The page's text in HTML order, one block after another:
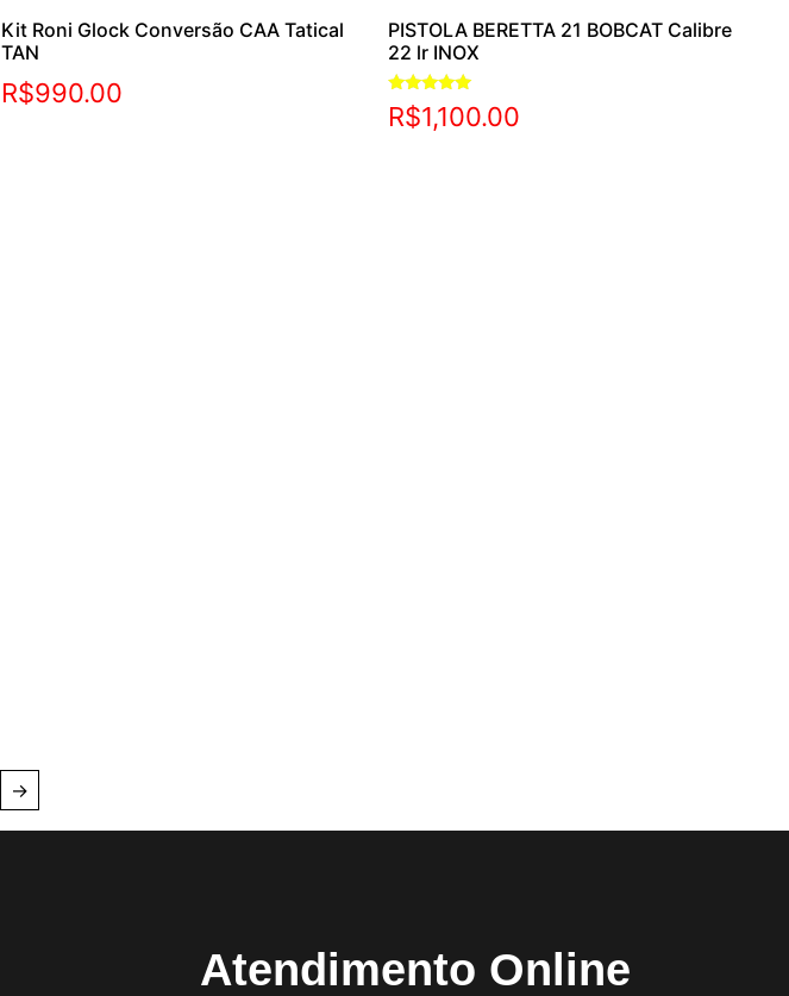
Kit Roni Glock Conversão CAA Tatical
TAN
R$990.00
PISTOLA BERETTA 21 BOBCAT Calibre
22 lr INOX
Avaliação
5.00
R$1,100.00
→
Atendimento Online